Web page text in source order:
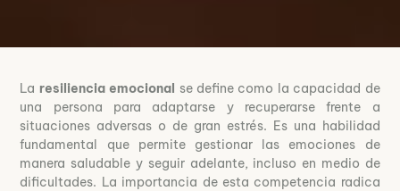
La resiliencia emocional se define como la capacidad de
una persona para adaptarse y recuperarse frente a
situaciones adversas o de gran estrés. Es una habilidad
fundamental que permite gestionar las emociones de
manera saludable y seguir adelante, incluso en medio de
dificultades. La importancia de esta competencia radica